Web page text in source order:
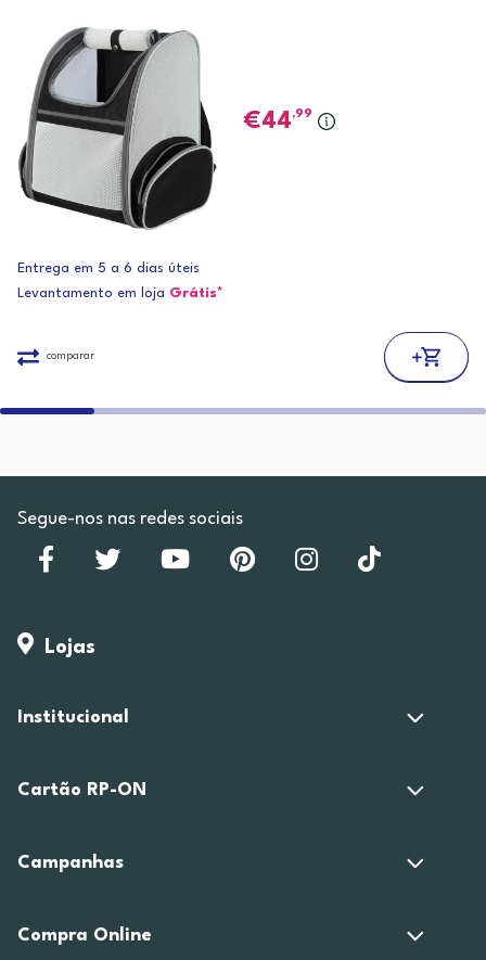
44,99
Entrega em 5 a 6 dias úteis
Levantamento em loja Grátis*
comparar
Segue-nos nas redes sociais
Lojas
Institucional
Cartão RP-ON
Campanhas
Compra Online